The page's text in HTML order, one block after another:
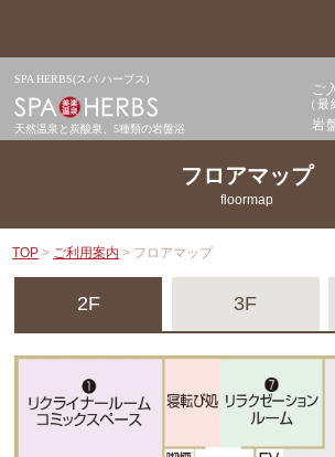
SPA HERBS(スパ ハーブス)
天然温泉と炭酸泉、5種類の岩盤浴
ご
（
岩
TOP > ご利用案内 > フロアマップ
フロアマップ
floormap
2F 3F